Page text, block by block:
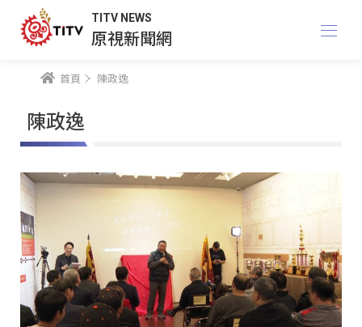
TITV NEWS
原視新聞網
首頁 陳政逸
陳政逸